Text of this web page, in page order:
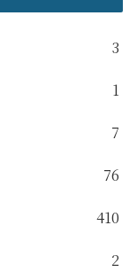
3
1
7
76
410
2